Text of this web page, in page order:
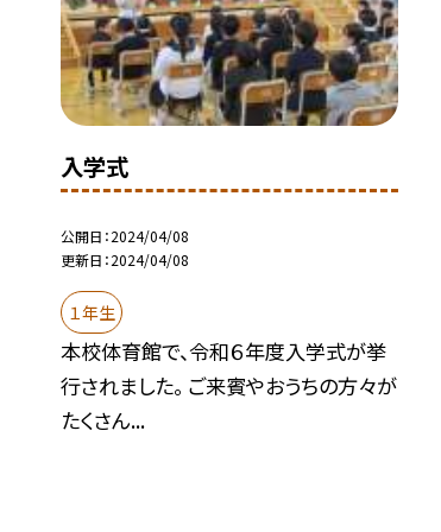
入学式
公開日 2024/04/08
更新日 2024/04/08
１年生
本校体育館で、令和６年度入学式が挙
行されました。 ご来賓やおうちの方々が
たくさん...